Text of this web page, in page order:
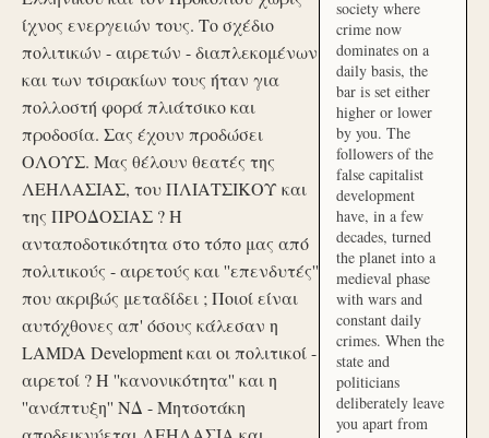
ίχνος ενεργειών τους. Το σχέδιο
πολιτικών - αιρετών - διαπλεκομένων
και των τσιρακίων τους ήταν για
πολλοστή φορά πλιάτσικο και
προδοσία. Σας έχουν προδώσει
ΟΛΟΥΣ. Μας θέλουν θεατές της
ΛΕΗΛΑΣΙΑΣ, του ΠΛΙΑΤΣΙΚΟΥ και
της ΠΡΟΔΟΣΙΑΣ ? Η
ανταποδοτικότητα στο τόπο μας από
πολιτικούς - αιρετούς και ''επενδυτές''
που ακριβώς μεταδίδει ; Ποιοί είναι
αυτόχθονες απ' όσους κάλεσαν η
LAMDA Development και οι πολιτικοί -
αιρετοί ? Η ''κανονικότητα'' και η
''ανάπτυξη'' ΝΔ - Μητσοτάκη
society where
crime now
dominates on a
daily basis, the
bar is set either
higher or lower
by you. The
followers of the
false capitalist
development
have, in a few
decades, turned
the planet into a
medieval phase
with wars and
constant daily
crimes. When the
state and
politicians
deliberately leave
you apart from